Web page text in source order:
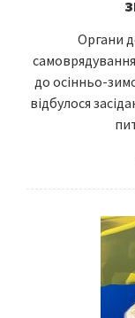
Органи
до осінньо-
відбулося